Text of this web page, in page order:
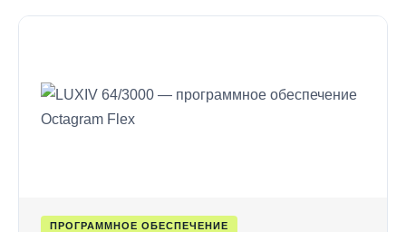
ПРОГРАММНОЕ ОБЕСПЕЧЕНИЕ